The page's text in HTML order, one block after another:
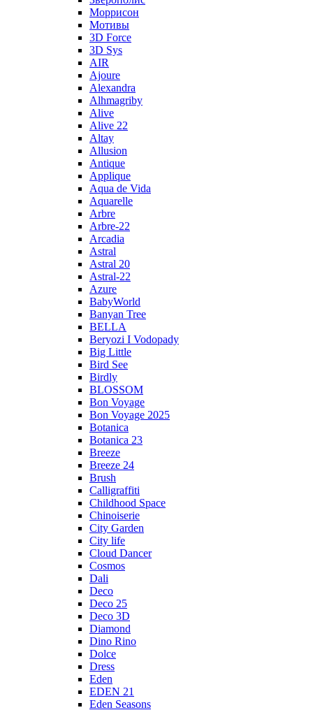
Моррисон
Мотивы
3D Force
3D Sys
AIR
Ajoure
Alexandra
Alhmagriby
Alive
Alive 22
Altay
Allusion
Antique
Applique
Aqua de Vida
Aquarelle
Arbre
Arbre-22
Arcadia
Astral
Astral 20
Astral-22
Azure
BabyWorld
Banyan Tree
BELLA
Beryozi I Vodopady
Big Little
Bird See
Birdly
BLOSSOM
Bon Voyage
Bon Voyage 2025
Botanica
Botanica 23
Breeze
Breeze 24
Brush
Calligraffiti
Childhood Space
Chinoiserie
City Garden
City life
Cloud Dancer
Cosmos
Dali
Deco
Deco 25
Deco 3D
Diamond
Dino Rino
Dolce
Dress
Eden
EDEN 21
Eden Seasons